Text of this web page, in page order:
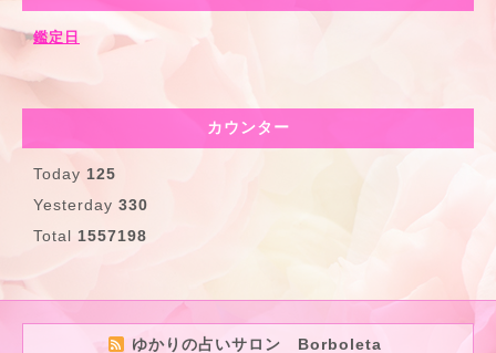
鑑定日
カウンター
Today 125
Yesterday 330
Total 1557198
ゆかりの占いサロン Borboleta